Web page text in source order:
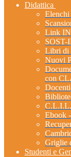
Didattica
Elenchi
Link
Libri di
Nuovi
con
C.L.I.L.
Ebook
Griglie
Studenti e